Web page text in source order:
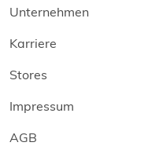
Unternehmen
Karriere
Stores
Impressum
AGB